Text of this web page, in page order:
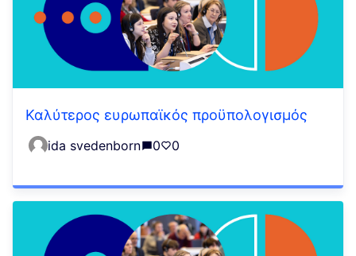
Καλύτερος ευρωπαϊκός προϋπολογισμός
ida svedenborn 0 0